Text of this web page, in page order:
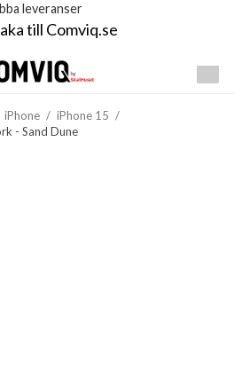
leveranser
till Comviq.se
iPhone / iPhone 15 /
- Sand Dune